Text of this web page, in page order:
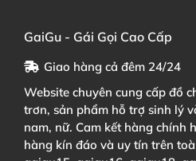
GaiGu - Gái Gọi Cao Cấp
Giao hàng cả đêm 24/24
Website chuyên cung cấp đồ
trơn, sản phẩm hỗ trợ sinh lý
nam, nữ. Cam kết hàng chính
hàng kín đáo và uy tín trên